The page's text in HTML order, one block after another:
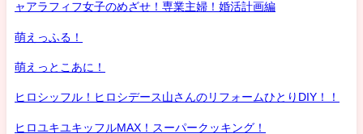
ャアラフィフ女子のめざせ！専業主婦！婚活計画編
萌えっふる！
萌えっとこあに！
ヒロシッフル！ヒロシデース山さんのリフォームひとりDIY！！
ヒロユキユキッフルMAX！スーパークッキング！